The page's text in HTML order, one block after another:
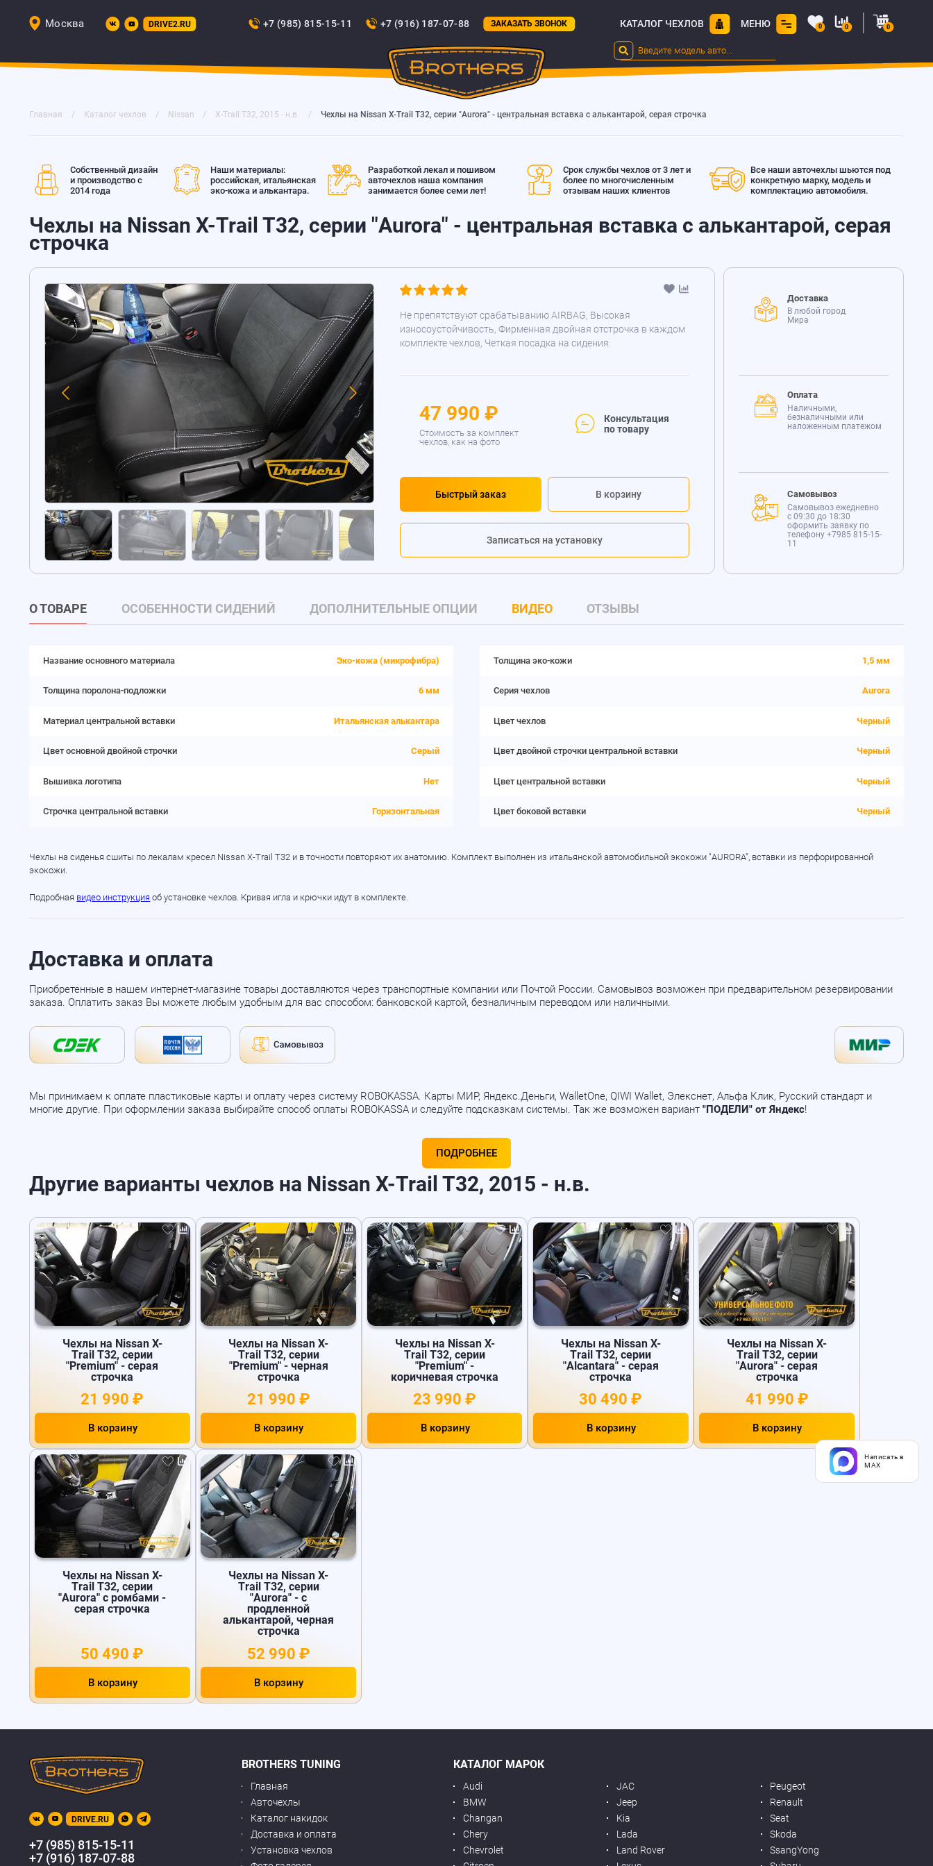
Москва DRIVE2.RU +7 (985) 815-15-11 +7 (916) 187-07-88 ЗАКАЗАТЬ ЗВОНОК КАТАЛОГ ЧЕХЛОВ МЕНЮ 0 0 0
Главная Каталог чехлов Nissan X-Trail T32, 2015 - н.в. Чехлы на Nissan X-Trail T32, серии "Aurora" - центральная вставка с алькантарой, серая строчка
Собственный дизайн
и производство с
2014 года
Наши материалы:
российская, итальянская
эко-кожа и алькантара.
Разработкой лекал и пошивом
авточехлов наша компания
занимается более семи лет!
Срок службы чехлов от 3 лет и
более по многочисленным
отзывам наших клиентов
Все наши авточехлы шьются под
конкретную марку, модель и
комплектацию автомобиля.
Чехлы на Nissan X-Trail T32, серии "Aurora" - центральная вставка с алькантарой, серая
строчка
Не препятствуют срабатыванию AIRBAG, Высокая
износоустойчивость, Фирменная двойная отстрочка в каждом
комплекте чехлов, Четкая посадка на сидения.
47 990 ₽
Стоимость за комплект
чехлов, как на фото
Консультация
по товару
Быстрый заказ В корзину
Записаться на установку
Доставка
В любой город
Мира
Оплата
Наличными,
безналичными или
наложенным платежом
Самовывоз
Самовывоз ежедневно
с 09:30 до 18:30
оформить заявку по
телефону +7985 815-15-
11
О ТОВАРЕ ОСОБЕННОСТИ СИДЕНИЙ ДОПОЛНИТЕЛЬНЫЕ ОПЦИИ ВИДЕО ОТЗЫВЫ
Название основного материала Эко-кожа (микрофибра) Толщина эко-кожи 1,5 мм
Толщина поролона-подложки 6 мм Серия чехлов Aurora
Материал центральной вставки Итальянская алькантара Цвет чехлов Черный
Цвет основной двойной строчки Серый Цвет двойной строчки центральной вставки Черный
Вышивка логотипа Нет Цвет центральной вставки Черный
Строчка центральной вставки Горизонтальная Цвет боковой вставки Черный
Чехлы на сиденья сшиты по лекалам кресел Nissan X-Trail T32 и в точности повторяют их анатомию. Комплект выполнен из итальянской автомобильной экокожи "AURORA", вставки из перфорированной
экокожи.
Подробная видео инструкция об установке чехлов. Кривая игла и крючки идут в комплекте.
Доставка и оплата
Приобретенные в нашем интернет-магазине товары доставляются через транспортные компании или Почтой России. Самовывоз возможен при предварительном резервировании
заказа. Оплатить заказ Вы можете любым удобным для вас способом: банковской картой, безналичным переводом или наличными.
Мы принимаем к оплате пластиковые карты и оплату через систему ROBOKASSA. Карты МИР, Яндекс.Деньги, WalletOne, QIWI Wallet, Элекснет, Альфа Клик, Русский стандарт и
многие другие. При оформлении заказа выбирайте способ оплаты ROBOKASSA и следуйте подсказкам системы. Так же возможен вариант"ПОДЕЛИ" от Яндекс!
ПОДРОБНЕЕ
Другие варианты чехлов на Nissan X-Trail T32, 2015 - н.в.
Чехлы на Nissan X-
Trail T32, серии
"Premium" - серая
строчка
21 990 ₽
В корзину
Чехлы на Nissan X-
Trail T32, серии
"Premium" - черная
строчка
21 990 ₽
В корзину
Чехлы на Nissan X-
Trail T32, серии
"Premium" -
коричневая строчка
23 990 ₽
В корзину
Чехлы на Nissan X-
Trail T32, серии
"Alcantara" - серая
строчка
30 490 ₽
В корзину
Чехлы на Nissan X-
Trail T32, серии
"Aurora" - серая
строчка
41 990 ₽
В корзину
Чехлы на Nissan X-
Trail T32, серии
"Aurora" с ромбами -
серая строчка
50 490 ₽
В корзину
Чехлы на Nissan X-
Trail T32, серии
"Aurora" - с
продленной
алькантарой, черная
строчка
52 990 ₽
В корзину
DRIVE.RU
+7 (985) 815-15-11
+7 (916) 187-07-88
BROTHERS TUNING
Главная
Авточехлы
Каталог накидок
Доставка и оплата
Установка чехлов
КАТАЛОГ МАРОК
Audi
BMW
Changan
Chery
Chevrolet
JAC
Jeep
Kia
Lada
Land Rover
Peugeot
Renault
Seat
Skoda
SsangYong
Написать в
MAX